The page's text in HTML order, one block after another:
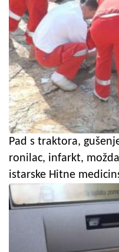
Pad s traktora,
ronilac, infarkt,
istarske Hitne